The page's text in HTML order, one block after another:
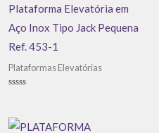
Plataforma Elevatória em
Aço Inox Tipo Jack Pequena
Ref. 453-1
Plataformas Elevatórias
5